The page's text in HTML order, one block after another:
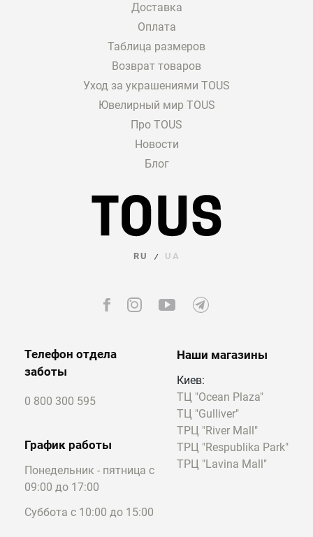
Доставка
Оплата
Таблица размеров
Возврат товаров
Уход за украшениями TOUS
Ювелирный мир TOUS
Про TOUS
Новости
Блог
RU / UA
Телефон отдела
заботы
0 800 300 595
График работы
Понедельник - пятница с
09:00 до 17:00
Суббота с 10:00 до 15:00
Наши магазины
Киев:
ТЦ "Ocean Plaza"
ТЦ "Gulliver"
ТРЦ "River Mall"
ТРЦ "Respublika Park"
ТРЦ "Lavina Mall"